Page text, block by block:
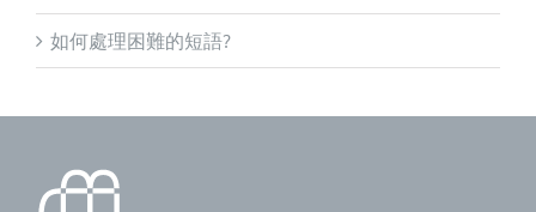
如何處理困難的短語?